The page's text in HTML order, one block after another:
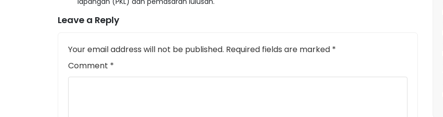
Leave a Reply
Your email address will not be published. Required fields are marked *
Comment *